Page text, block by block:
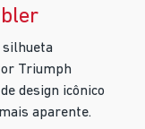
silhueta
Triumph
design icônico
aparente.